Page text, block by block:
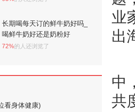
业
出
中
共
长期喝每天订的鲜牛奶好吗_
喝鲜牛奶好还是奶粉好
72%的人还浏览了
看身体健康)